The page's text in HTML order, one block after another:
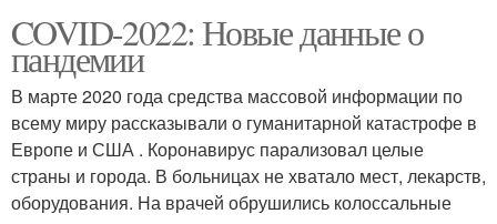
COVID-2022: Новые данные о
пандемии
В марте 2020 года средства массовой информации по
всему миру рассказывали о гуманитарной катастрофе в
Европе и США . Коронавирус парализовал целые
страны и города. В больницах не хватало мест, лекарств,
оборудования. На врачей обрушились колоссальные